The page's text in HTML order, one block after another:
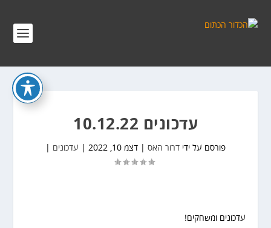
עדכונים 10.12.22
פורסם על ידי דרור האס דצמ 10, 2022 עדכונים
עדכונים ומשחקים!